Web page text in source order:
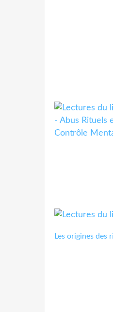
Les origines des